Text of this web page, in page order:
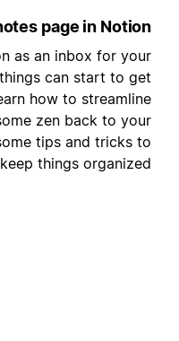
page in Notion
as an inbox for your
can start to get
how to streamline
zen back to your
tips and tricks to
keep things organized.